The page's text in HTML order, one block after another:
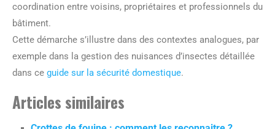
coordination entre voisins, propriétaires et professionnels du
bâtiment.
Cette démarche s’illustre dans des contextes analogues, par
exemple dans la gestion des nuisances d’insectes détaillée
dans ce guide sur la sécurité domestique.
Articles similaires